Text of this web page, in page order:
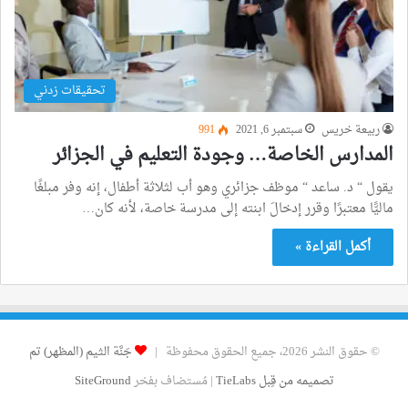
تحقيقات زدني
ربيعة خريس سبتمبر 6, 2021 991
المدارس الخاصة… وجودة التعليم في الجزائر
يقول “ د. ساعد “ موظف جزائري وهو أب لثلاثة أطفال، إنه وفر مبلغًا
ماليًّا معتبرًا وقرر إدخالَ ابنته إلى مدرسة خاصة، لأنه كان…
أكمل القراءة »
© حقوق النشر 2026، جميع الحقوق محفوظة |
جَنَّة الثيم (المظهر) تم
تصميمه من قِبل TieLabs
| مُستضاف بفخرSiteGround